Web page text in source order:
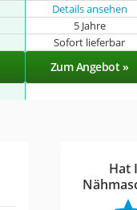
Details ansehen
5 Jahre
Sofort lieferbar
Zum Angebot »
Hat